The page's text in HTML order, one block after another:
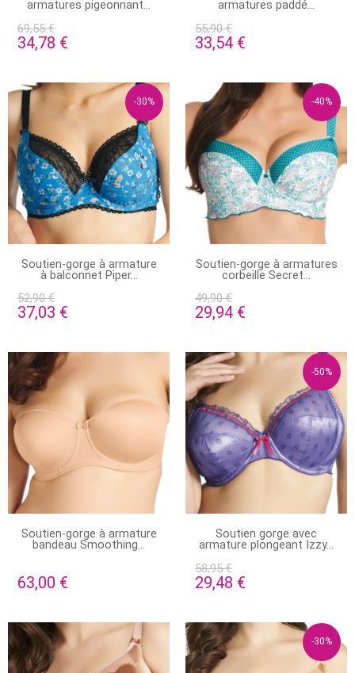
armatures pigeonnant...
69,55 €
34,78 €
armatures paddé...
55,90 €
33,54 €
-30%
EN STOCK
Soutien-gorge à armature
à balconnet Piper...
52,90 €
37,03 €
-40%
PRODUIT DISPONIBLE AVEC
D'AUTRES OPTIONS
Soutien-gorge à armatures
corbeille Secret...
49,90 €
29,94 €
EN STOCK
Soutien-gorge à armature
bandeau Smoothing...
63,00 €
-50%
EN STOCK
Soutien gorge avec
armature plongeant Izzy...
58,95 €
29,48 €
-30%